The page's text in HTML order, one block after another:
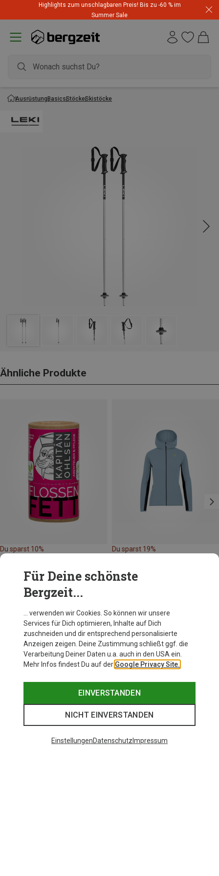
Highlights zum unschlagbaren Preis! Bis zu -60 % im
Summer Sale
AusrüstungBasicsStöckeSkistöcke
Ähnliche Produkte
Du sparst 10% Du sparst 19%
Andere Kunden kauften auch
Für Deine schönste
Bergzeit...
… verwenden wir Cookies. So können wir unsere
Services für Dich optimieren, Inhalte auf Dich
zuschneiden und dir entsprechend personalisierte
Anzeigen zeigen. Deine Zustimmung schließt ggf. die
Verarbeitung Deiner Daten u.a. auch in den USA ein.
Mehr Infos findest Du auf der Google Privacy Site.
EINVERSTANDEN
NICHT EINVERSTANDEN
EinstellungenDatenschutz Impressum